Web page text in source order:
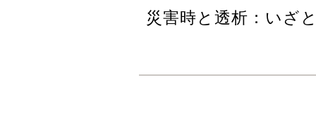
災害時と透析：いざ